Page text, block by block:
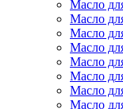
Масло
Масло
Масло
Масло
Масло
Масло
Масло
Масло